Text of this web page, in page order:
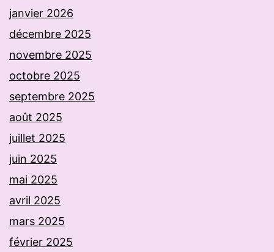
janvier 2026
décembre 2025
novembre 2025
octobre 2025
septembre 2025
août 2025
juillet 2025
juin 2025
mai 2025
avril 2025
mars 2025
février 2025